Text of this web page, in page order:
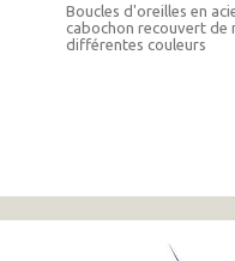
Boucles d'oreilles en
cabochon recouvert de
différentes couleurs